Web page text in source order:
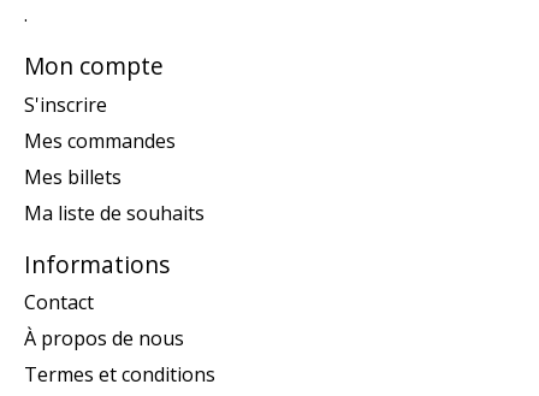
.
Mon compte
S'inscrire
Mes commandes
Mes billets
Ma liste de souhaits
Informations
Contact
À propos de nous
Termes et conditions